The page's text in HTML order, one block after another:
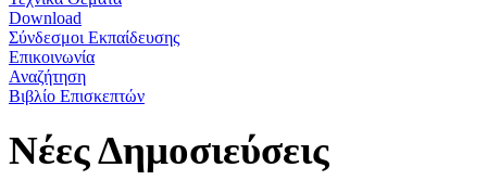
Download
Σύνδεσμοι Εκπαίδευσης
Επικοινωνία
Αναζήτηση
Βιβλίο Επισκεπτών
Νέες Δημοσιεύσεις